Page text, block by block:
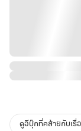
ตัดสินความเหี้ยมโ
ตระกูล เพราะเขาช
ดูอีบุ๊กที่คล้ายกับเรื่